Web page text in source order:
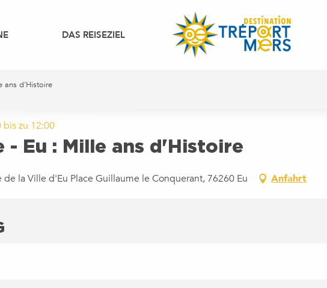
DAS REISEZIEL
ans d'Histoire
bis zu 12:00
- Eu : Mille ans d'Histoire
la Ville d'Eu Place Guillaume le Conquerant, 76260 Eu Anfahrt